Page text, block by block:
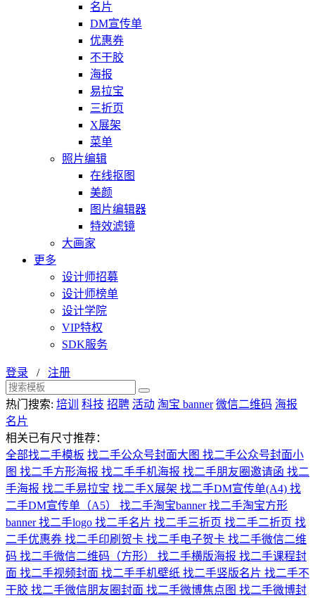
名片
DM宣传单
优惠券
不干胶
海报
易拉宝
三折页
X展架
菜单
照片编辑
在线抠图
美颜
图片编辑器
特效滤镜
大画家
更多
设计师招募
设计师榜单
设计学院
VIP特权
SDK服务
登录 / 注册
热门搜索: 培训 科技 招聘 活动 淘宝 banner 微信二维码 海报
名片
相关已有尺寸推荐：
全部找二手模板 找二手公众号封面大图 找二手公众号封面小
图 找二手方形海报 找二手手机海报 找二手朋友圈邀请函 找二
手海报 找二手易拉宝 找二手X展架 找二手DM宣传单(A4) 找
二手DM宣传单（A5） 找二手淘宝banner找二手淘宝方形
banner找二手logo 找二手名片 找二手三折页 找二手二折页 找
二手优惠券 找二手印刷贺卡 找二手电子贺卡 找二手微信二维
码 找二手微信二维码（方形） 找二手横版海报 找二手课程封
面 找二手视频封面 找二手手机壁纸 找二手竖版名片 找二手不
干胶 找二手微信朋友圈封面 找二手微博焦点图 找二手微博封